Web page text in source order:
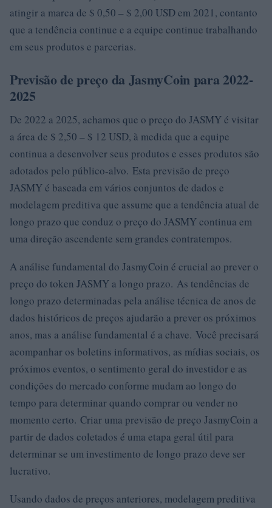
atingir a marca de $ 0,50 – $ 2,00 USD em 2021, contanto
que a tendência continue e a equipe continue trabalhando
em seus produtos e parcerias.
Previsão de preço da JasmyCoin para 2022-
2025
De 2022 a 2025, achamos que o preço do JASMY é visitar
a área de $ 2,50 – $ 12 USD, à medida que a equipe
continua a desenvolver seus produtos e esses produtos são
adotados pelo público-alvo. Esta previsão de preço
JASMY é baseada em vários conjuntos de dados e
modelagem preditiva que assume que a tendência atual de
longo prazo que conduz o preço do JASMY continua em
uma direção ascendente sem grandes contratempos.
A análise fundamental do JasmyCoin é crucial ao prever o
preço do token JASMY a longo prazo. As tendências de
longo prazo determinadas pela análise técnica de anos de
dados históricos de preços ajudarão a prever os próximos
anos, mas a análise fundamental é a chave. Você precisará
acompanhar os boletins informativos, as mídias sociais, os
próximos eventos, o sentimento geral do investidor e as
condições do mercado conforme mudam ao longo do
tempo para determinar quando comprar ou vender no
momento certo. Criar uma previsão de preço JasmyCoin a
partir de dados coletados é uma etapa geral útil para
determinar se um investimento de longo prazo deve ser
lucrativo.
Usando dados de preços anteriores, modelagem preditiva